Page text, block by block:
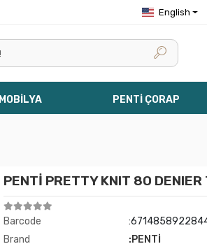
English
MOBİLYA PENTİ ÇORAP
PENTİ PRETTY KNIT 80
Barcode
Brand
:PENTİ